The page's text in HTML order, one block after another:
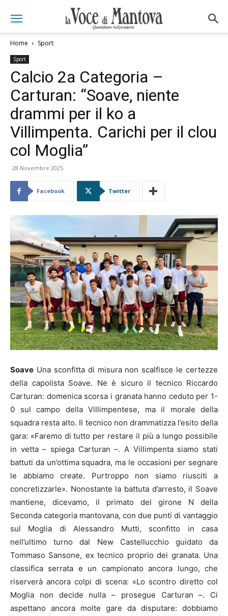
Home Sport
Sport
Calcio 2a Categoria –
Carturan: “Soave, niente
drammi per il ko a
Villimpenta. Carichi per il clou
col Moglia”
28 Novembre 2025
Facebook Twitter
Soave Una sconfitta di misura non scalfisce le certezze
della capolista Soave. Ne è sicuro il tecnico Riccardo
Carturan: domenica scorsa i granata hanno ceduto per 1-
0 sul campo della Villimpentese, ma il morale della
squadra resta alto. Il tecnico non drammatizza l’esito della
gara: «Faremo di tutto per restare il più a lungo possibile
in vetta – spiega Carturan –. A Villimpenta siamo stati
battuti da un’ottima squadra, ma le occasioni per segnare
le abbiamo create. Purtroppo non siamo riusciti a
concretizzarle». Nonostante la battuta d’arresto, il Soave
mantiene, dicevamo, il primato del girone N della
Seconda categoria mantovana, con due punti di vantaggio
sul Moglia di Alessandro Mutti, sconfitto in casa
nell’ultimo turno dal New Castellucchio guidato da
Tommaso Sansone, ex tecnico proprio dei granata. Una
classifica serrata e un campionato ancora lungo, che
riserverà ancora colpi di scena: «Lo scontro diretto col
Moglia non decide nulla – prosegue Carturan –. Ci
aspettano ancora molte gare da disputare: dobbiamo